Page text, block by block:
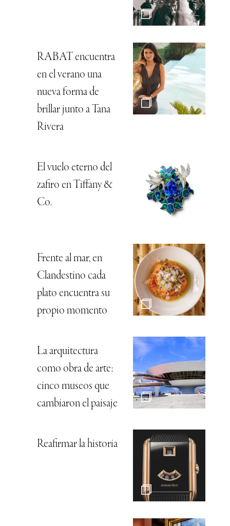
RABAT encuentra
en el verano una
nueva forma de
brillar junto a Tana
Rivera
El vuelo eterno del
zafiro en Tiffany &
Co.
Frente al mar, en
Clandestino cada
plato encuentra su
propio momento
La arquitectura
como obra de arte:
cinco museos que
cambiaron el paisaje
Reafirmar la historia